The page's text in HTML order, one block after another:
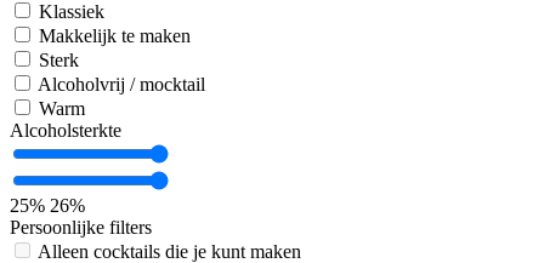
Klassiek
Makkelijk te maken
Sterk
Alcoholvrij / mocktail
Warm
Alcoholsterkte
25% 26%
Persoonlijke filters
Alleen cocktails die je kunt maken